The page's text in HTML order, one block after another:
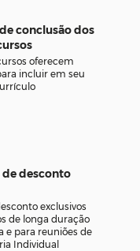
conclusão dos
oferecem
incluir em seu
de desconto
exclusivos
de longa duração
e para reuniões de
Individual